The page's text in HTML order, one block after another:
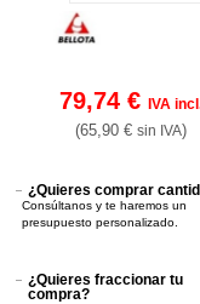
79,74 € IVA
(65,90 € sin IVA)
¿Quieres comprar
Consúltanos y te haremos un
presupuesto personalizado.
¿Quieres fraccionar tu
compra?